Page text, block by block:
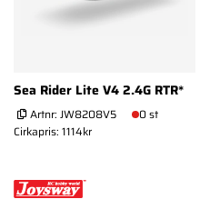
Sea Rider Lite V4 2.4G RTR*
Artnr: JW8208V5
0 st
Cirkapris: 1114kr